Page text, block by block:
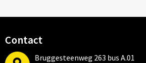
Contact
Bruggesteenweg 263 bus A.01